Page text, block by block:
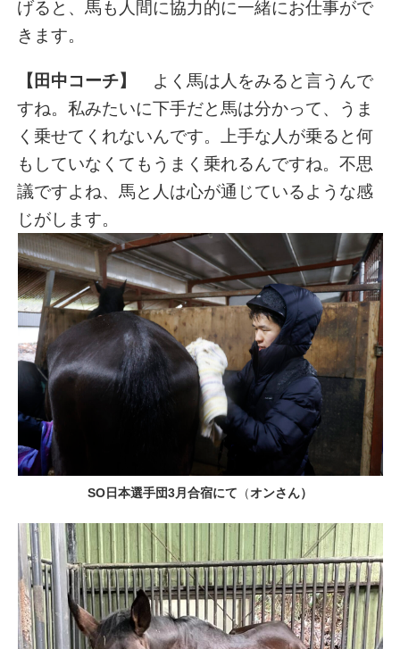
げると、馬も人間に協力的に一緒にお仕事がで
きます。
【田中コーチ】
よく馬は人をみると言うんで
すね。私みたいに下手だと馬は分かって、うま
く乗せてくれないんです。上手な人が乗ると何
もしていなくてもうまく乗れるんですね。不思
議ですよね、馬と人は心が通じているような感
じがします。
SO日本選手団3月合宿にて （オンさん）